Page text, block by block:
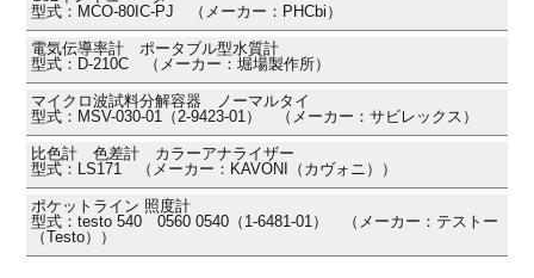
型式：MCO-80IC-PJ （メーカー：PHCbi）
電気伝導率計 ポータブル型水質計
型式：D-210C （メーカー：堀場製作所）
マイクロ波試料分解容器 ノーマルタイ
型式：MSV-030-01（2-9423-01） （メーカー：サビレックス）
比色計 色差計 カラーアナライザー
型式：LS171 （メーカー：KAVONI（カヴォニ））
ポケットライン 照度計
型式：testo 540 0560 0540（1-6481-01） （メーカー：テストー
（Testo））